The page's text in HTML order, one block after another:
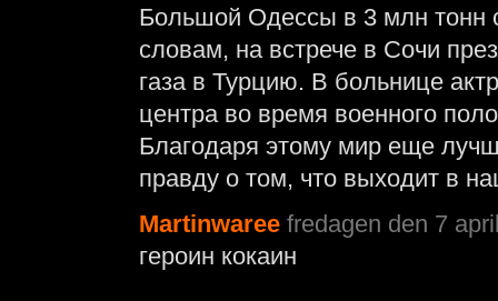
Большой Одессы в 3 млн тонн
словам, на встрече в Сочи
газа в Турцию. В больнице
центра во время военного
Благодаря этому мир еще
правду о том, что выходит в
Martinwaree fredagen den 7
героин кокаин